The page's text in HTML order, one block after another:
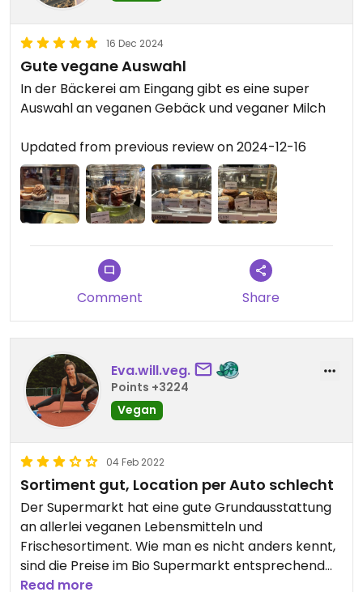
16 Dec 2024
Gute vegane Auswahl
In der Bäckerei am Eingang gibt es eine super
Auswahl an veganen Gebäck und veganer Milch
Updated from previous review on 2024-12-16
Comment Share
Eva.will.veg.
Points +3224
Vegan
04 Feb 2022
Sortiment gut, Location per Auto schlecht
Der Supermarkt hat eine gute Grundausstattung
an allerlei veganen Lebensmitteln und
Frischesortiment. Wie man es nicht anders kennt,
sind die Preise im Bio Supermarkt entsprechend
eher gehoben. Die Auswahl ist allerdings im BASIC
Read more